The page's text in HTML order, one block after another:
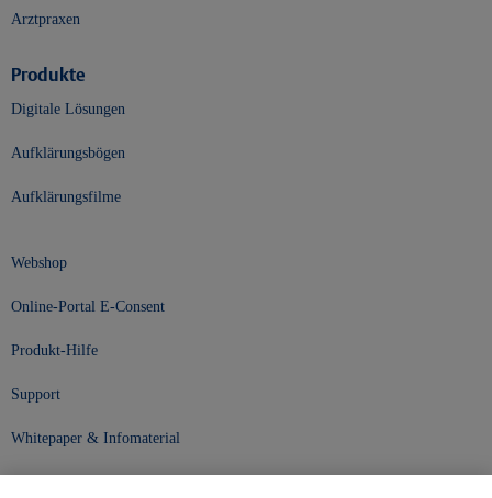
Arztpraxen
Produkte
Digitale Lösungen
Aufklärungsbögen
Aufklärungsfilme
Webshop
Online-Portal E-Consent
Produkt-Hilfe
Support
Whitepaper & Infomaterial